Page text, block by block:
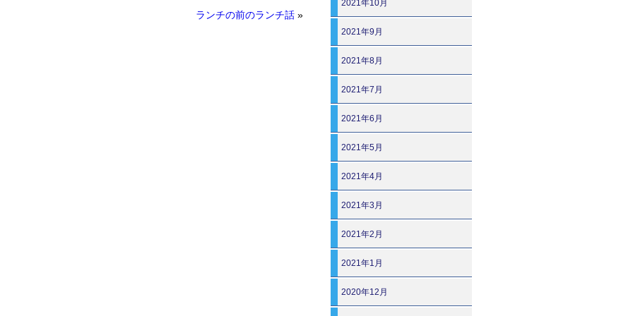
ランチの前のランチ話 »
2021年10月
2021年9月
2021年8月
2021年7月
2021年6月
2021年5月
2021年4月
2021年3月
2021年2月
2021年1月
2020年12月